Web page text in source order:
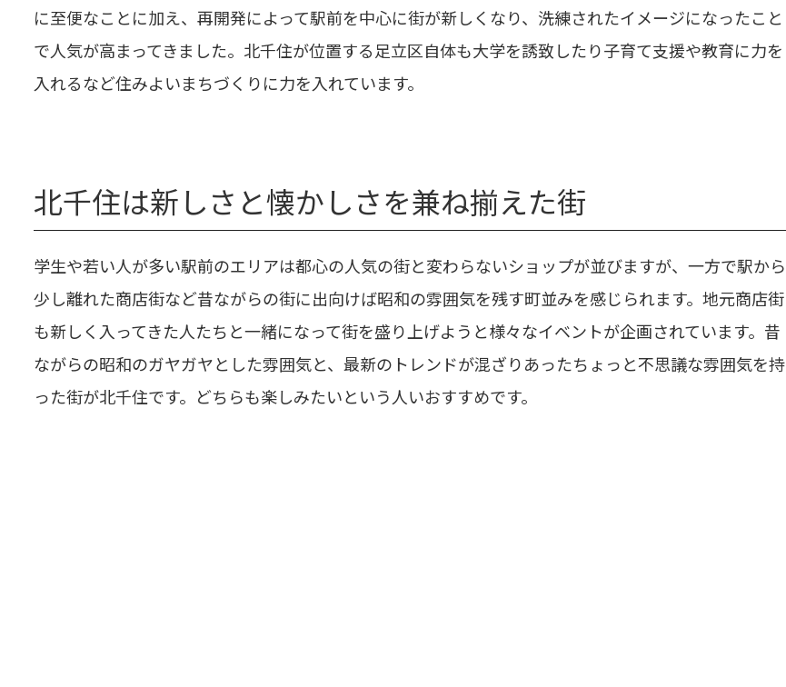
に至便なことに加え、再開発によって駅前を中心に街が新しくなり、洗練されたイメージになったこと
で人気が高まってきました。北千住が位置する足立区自体も大学を誘致したり子育て支援や教育に力を
入れるなど住みよいまちづくりに力を入れています。
北千住は新しさと懐かしさを兼ね揃えた街
学生や若い人が多い駅前のエリアは都心の人気の街と変わらないショップが並びますが、一方で駅から
少し離れた商店街など昔ながらの街に出向けば昭和の雰囲気を残す町並みを感じられます。地元商店街
も新しく入ってきた人たちと一緒になって街を盛り上げようと様々なイベントが企画されています。昔
ながらの昭和のガヤガヤとした雰囲気と、最新のトレンドが混ざりあったちょっと不思議な雰囲気を持
った街が北千住です。どちらも楽しみたいという人いおすすめです。